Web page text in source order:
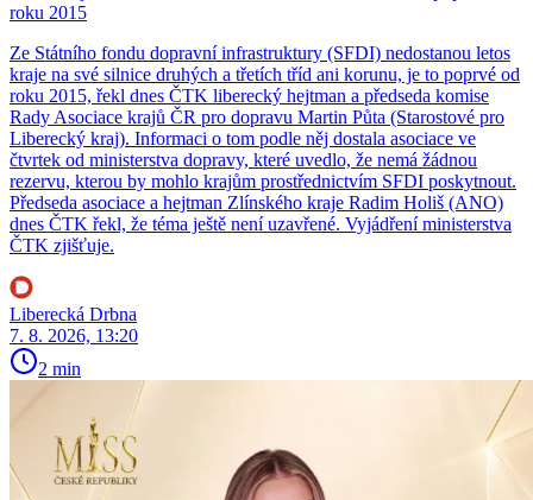
roku 2015
Ze Státního fondu dopravní infrastruktury (SFDI) nedostanou letos
kraje na své silnice druhých a třetích tříd ani korunu, je to poprvé od
roku 2015, řekl dnes ČTK liberecký hejtman a předseda komise
Rady Asociace krajů ČR pro dopravu Martin Půta (Starostové pro
Liberecký kraj). Informaci o tom podle něj dostala asociace ve
čtvrtek od ministerstva dopravy, které uvedlo, že nemá žádnou
rezervu, kterou by mohlo krajům prostřednictvím SFDI poskytnout.
Předseda asociace a hejtman Zlínského kraje Radim Holiš (ANO)
dnes ČTK řekl, že téma ještě není uzavřené. Vyjádření ministerstva
ČTK zjišťuje.
Liberecká Drbna
7. 8. 2026, 13:20
2 min